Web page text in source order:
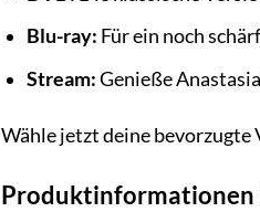
Blu-ray: Für ein noch
Stream:Genieße
Wähle jetzt deine bevorzugte
Produktinformationen